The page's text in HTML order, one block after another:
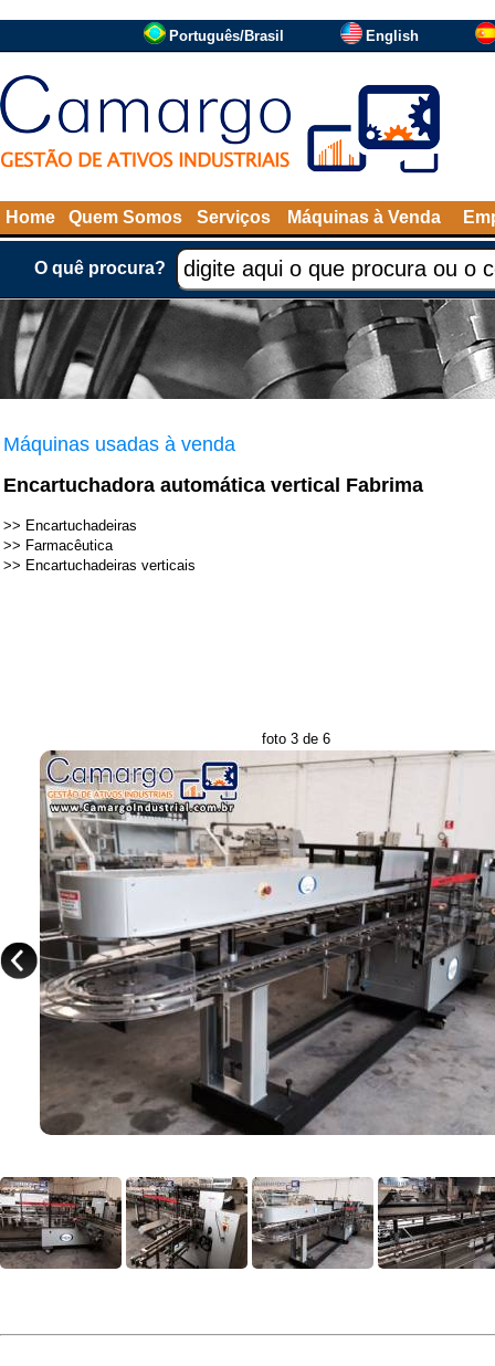
Português/Brasil English
Home Quem Somos Serviços Máquinas à Venda
O quê procura?
Máquinas usadas à venda
Encartuchadora automática vertical Fabrima
>> Encartuchadeiras
>> Farmacêutica
>> Encartuchadeiras verticais
foto 3 de 6